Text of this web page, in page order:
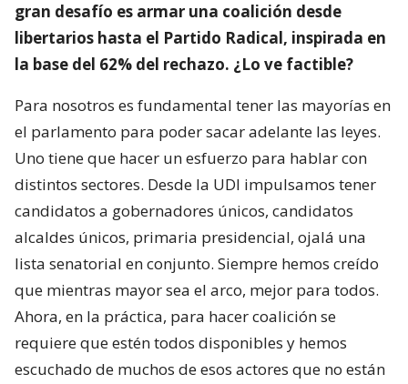
gran desafío es armar una coalición desde
libertarios hasta el Partido Radical, inspirada en
la base del 62% del rechazo. ¿Lo ve factible?
Para nosotros es fundamental tener las mayorías en
el parlamento para poder sacar adelante las leyes.
Uno tiene que hacer un esfuerzo para hablar con
distintos sectores. Desde la UDI impulsamos tener
candidatos a gobernadores únicos, candidatos
alcaldes únicos, primaria presidencial, ojalá una
lista senatorial en conjunto. Siempre hemos creído
que mientras mayor sea el arco, mejor para todos.
Ahora, en la práctica, para hacer coalición se
requiere que estén todos disponibles y hemos
escuchado de muchos de esos actores que no están